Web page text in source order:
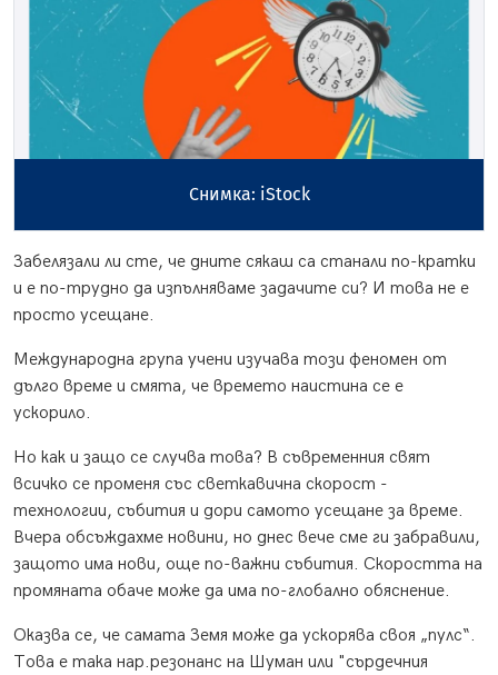
Снимка: iStock
Забелязали ли сте, че дните сякаш са станали по-кратки
и е по-трудно да изпълняваме задачите си? И това не е
просто усещане.
Международна група учени изучава този феномен от
дълго време и смята, че времето наистина се е
ускорило.
Но как и защо се случва това? В съвременния свят
всичко се променя със светкавична скорост -
технологии, събития и дори самото усещане за време.
Вчера обсъждахме новини, но днес вече сме ги забравили,
защото има нови, още по-важни събития. Скоростта на
промяната обаче може да има по-глобално обяснение.
Оказва се, че самата Земя може да ускорява своя „пулс“.
Това е така нар.резонанс на Шуман или "сърдечния